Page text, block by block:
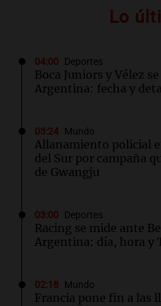
Lo
04:00 Deportes
Boca Juniors y Vélez
Argentina: fecha y
03:24 Mundo
Allanamiento policial
del Sur por campaña
de Gwangju
03:00 Deportes
Racing se mide ante
Argentina: día, hora y
02:18 Mundo
Francia pone fin a las